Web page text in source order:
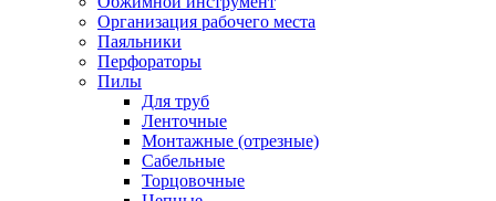
Организация рабочего места
Паяльники
Перфораторы
Пилы
Для труб
Ленточные
Монтажные (отрезные)
Сабельные
Торцовочные